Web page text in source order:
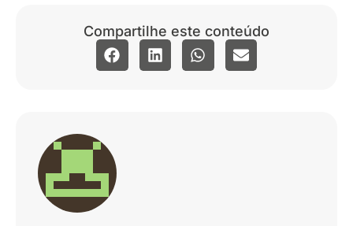
Compartilhe este conteúdo